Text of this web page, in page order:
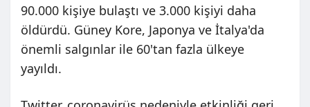
90.000 kişiye bulaştı ve 3.000 kişiyi daha
öldürdü. Güney Kore, Japonya ve İtalya'da
önemli salgınlar ile 60'tan fazla ülkeye
yayıldı.